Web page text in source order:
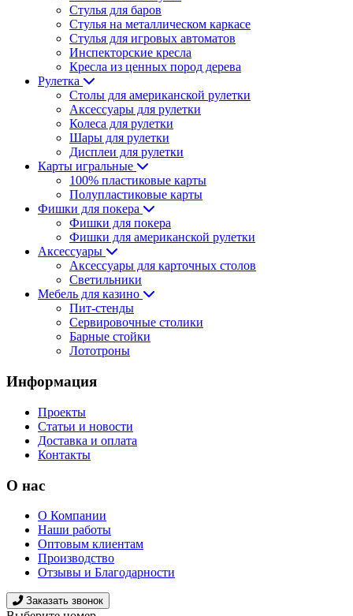
Стулья для баров
Стулья на металлическом каркасе
Стулья для игровых автоматов
Инспекторские кресла
Кресла из ценных пород дерева
Рулетка
Столы для американской рулетки
Аксессуары для рулетки
Колеса для рулетки
Шары для рулетки
Дисплеи для рулетки
Карты игральные
100% пластиковые карты
Полупластиковые карты
Фишки для покера
Фишки для покера
Фишки для американской рулетки
Аксессуары
Аксессуары для карточных столов
Светильники
Мебель для казино
Пит-стенды
Сервировочные столики
Барные стойки
Лототроны
Информация
Проекты
Статьи и новости
Доставка и оплата
Контакты
О нас
О Компании
Наши работы
Оптовым клиентам
Производство
Отзывы и Благодарности
Заказать звонок